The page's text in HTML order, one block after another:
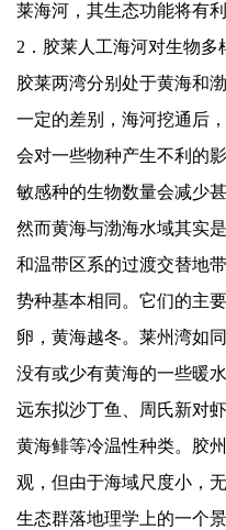
莱海河，其生态功能将有
2 ．胶莱人工海河对生物多
胶莱两湾分别处于黄海和
一定的差别，海河挖通后
会对一些物种产生不利的
敏感种的生物数量会减少甚
然而黄海与渤海水域其实
和温带区系的过渡交替地
势种基本相同。它们的主
卵，黄海越冬。莱州湾如
没有或少有黄海的一些暖
远东拟沙丁鱼、周氏新对
黄海鲱等冷温性种类。胶
观，但由于海域尺度小，
生态群落地理学上的一个